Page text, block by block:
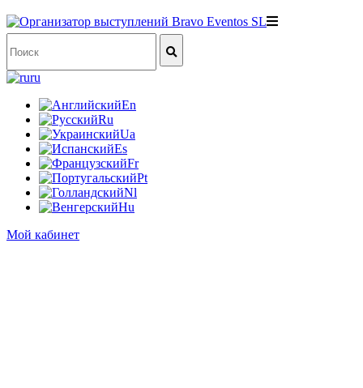
ru
En
Ru
Ua
Es
Fr
Pt
Nl
Hu
Мой кабинет